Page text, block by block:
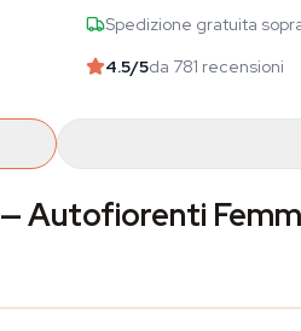
Spedizione gratuita
4.5/5da 781 recensioni
Autofiorenti